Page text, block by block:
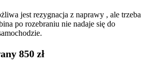
jest rezygnacja z naprawy , ale trzeba
po rozebraniu nie nadaje się do
850 zł